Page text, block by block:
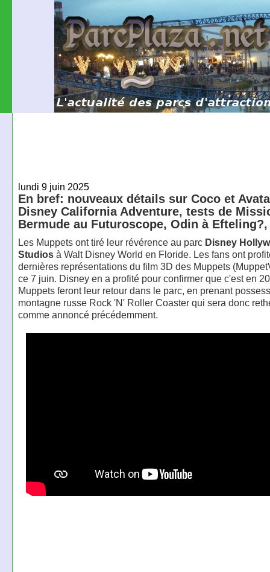
lundi 9 juin 2025
En bref: nouveaux détails sur Coco et
Disney California Adventure, tests de
Bermude au Futuroscope, Odin à
Les Muppets ont tiré leur révérence au parc Disney
Studiosà Walt Disney World en Floride. Les fans ont
dernières représentations du film 3D des Muppets
ce 7 juin. Disney en a profité pour confirmer que c'est en
Muppets feront leur retour dans le parc, en prenant
montagne russe Rock 'N' Roller Coaster qui sera donc
comme annoncé précédemment.